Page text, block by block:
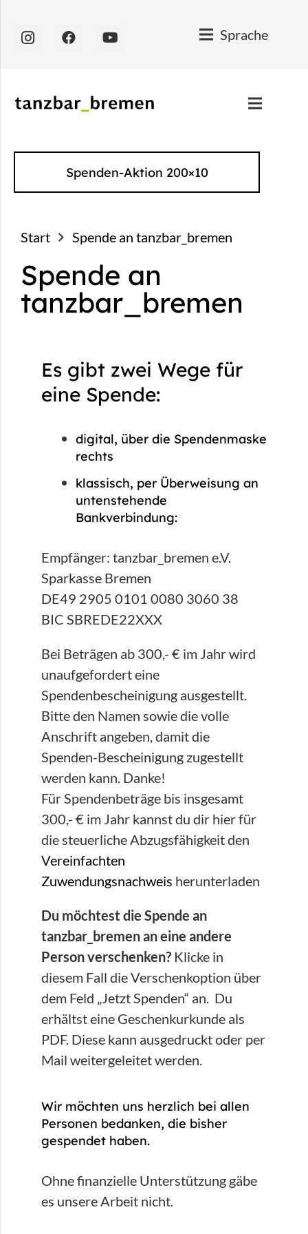
Sprache
Spenden-Aktion 200×10
Start Spende an tanzbar_bremen
Spende an
tanzbar_bremen
Es gibt zwei Wege für
eine Spende:
digital, über die Spendenmaske
rechts
klassisch, per Überweisung an
untenstehende
Bankverbindung:
Empfänger: tanzbar_bremen e.V.
Sparkasse Bremen
DE49 2905 0101 0080 3060 38
BIC SBREDE22XXX
Bei Beträgen ab 300,- € im Jahr wird
unaufgefordert eine
Spendenbescheinigung ausgestellt.
Bitte den Namen sowie die volle
Anschrift angeben, damit die
Spenden-Bescheinigung zugestellt
werden kann. Danke!
Für Spendenbeträge bis insgesamt
300,- € im Jahr kannst du dir hier für
die steuerliche Abzugsfähigkeit den
Vereinfachten
Zuwendungsnachweis herunterladen
Du möchtest die Spende an
tanzbar_bremen an eine andere
Person verschenken? Klicke in
diesem Fall die Verschenkoption über
dem Feld „Jetzt Spenden“ an. Du
erhältst eine Geschenkurkunde als
PDF. Diese kann ausgedruckt oder per
Mail weitergeleitet werden.
Wir möchten uns herzlich bei allen
Personen bedanken, die bisher
gespendet haben.
Ohne finanzielle Unterstützung gäbe
es unsere Arbeit nicht.